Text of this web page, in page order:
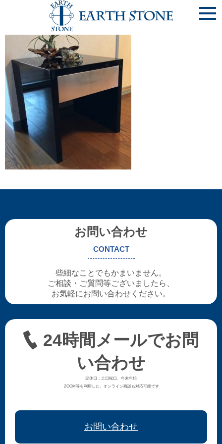
《20190415》黒漆風ｻｲﾄﾞﾃｰﾌﾞﾙ ④･･･木楽舗
お問い合わせ
CONTACT
些細なことでもかまいません。
ご相談・ご質問等ございましたら、
お気軽にお問い合わせください。
24時間メールでお問
い合わせ
定休日：土日祝日、年末年始
ZOOM等を利用した、オンライン商談も対応可能です
お問い合わせ